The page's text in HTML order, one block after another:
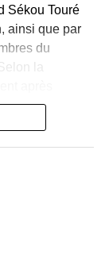
Sékou Touré
ainsi que par
du
la
du pays et